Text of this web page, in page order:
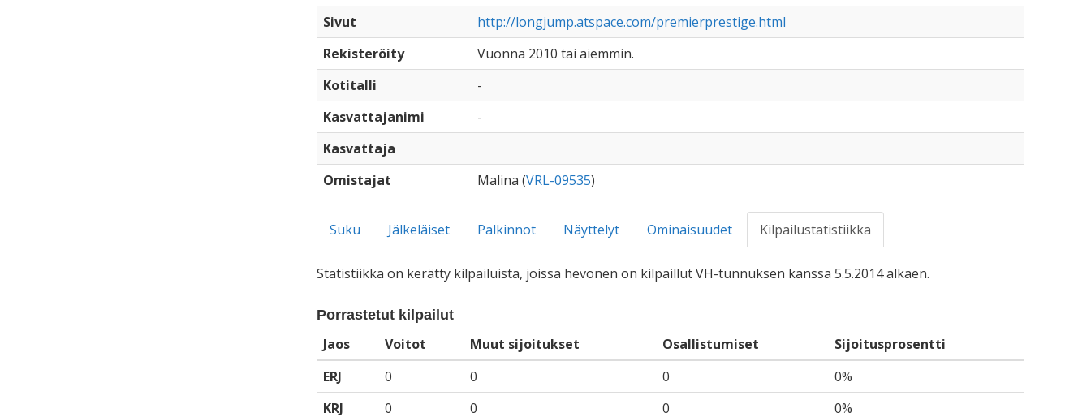
Sivut
http://longjump.atspace.com/premierprestige.html
Rekisteröity
Vuonna 2010 tai aiemmin.
Kotitalli
-
Kasvattajanimi
-
Kasvattaja
Omistajat
Malina (VRL-09535)
Suku Jälkeläiset Palkinnot Näyttelyt Ominaisuudet Kilpailustatistiikka
Statistiikka on kerätty kilpailuista, joissa hevonen on kilpaillut VH-tunnuksen kanssa 5.5.2014 alkaen.
Porrastetut kilpailut
Jaos Voitot Muut sijoitukset Osallistumiset
Sijoitusprosentti
ERJ
0 0 0
0%
KRJ
0 0 0
0%